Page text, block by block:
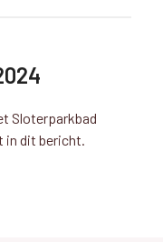
Sloterparkbad
in dit bericht.